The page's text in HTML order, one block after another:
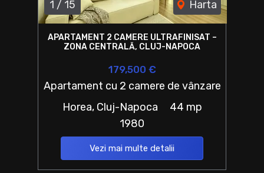
1 / 15 Harta
APARTAMENT 2 CAMERE ULTRAFINISAT –
ZONA CENTRALĂ, CLUJ-NAPOCA
179,500 €
Apartament cu 2 camere de vânzare
Horea, Cluj-Napoca
44 mp
1980
Vezi mai multe detalii